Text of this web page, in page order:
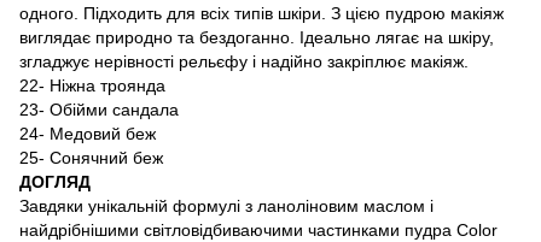
одного. Підходить для всіх типів шкіри. З цією пудрою макіяж
виглядає природно та бездоганно. Ідеально лягає на шкіру,
згладжує нерівності рельєфу і надійно закріплює макіяж.
22- Ніжна троянда
23- Обійми сандала
24- Медовий беж
25- Сонячний беж
ДОГЛЯД
Завдяки унікальній формулі з ланоліновим маслом і
найдрібнішими світловідбиваючими частинками пудра Сolor